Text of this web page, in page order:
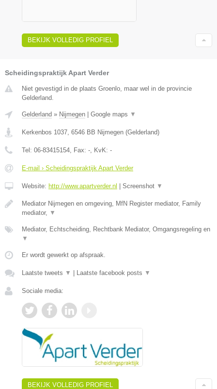
BEKIJK VOLLEDIG PROFIEL
Scheidingspraktijk Apart Verder
Niet gevestigd in de plaats Groenlo, maar wel in de provincie
Gelderland.
Gelderland » Nijmegen | Google maps ▼
Kerkenbos 1037 6546 BB Nijmegen (Gelderland)
Tel: 06-83415154 , Fax: - , KvK: -
E-mail › Scheidingspraktijk Apart Verder
Website: http://www.apartverder.nl | Screenshot ▼
Mediator Nijmegen en omgeving, MfN Register mediator, Family
mediator,
▼
Mediator, Echtscheiding, Rechtbank Mediator, Omgangsregeling en
▼
Er wordt gewerkt op afspraak.
Laatste tweets ▼ | Laatste facebook posts ▼
Sociale media:
BEKIJK VOLLEDIG PROFIEL